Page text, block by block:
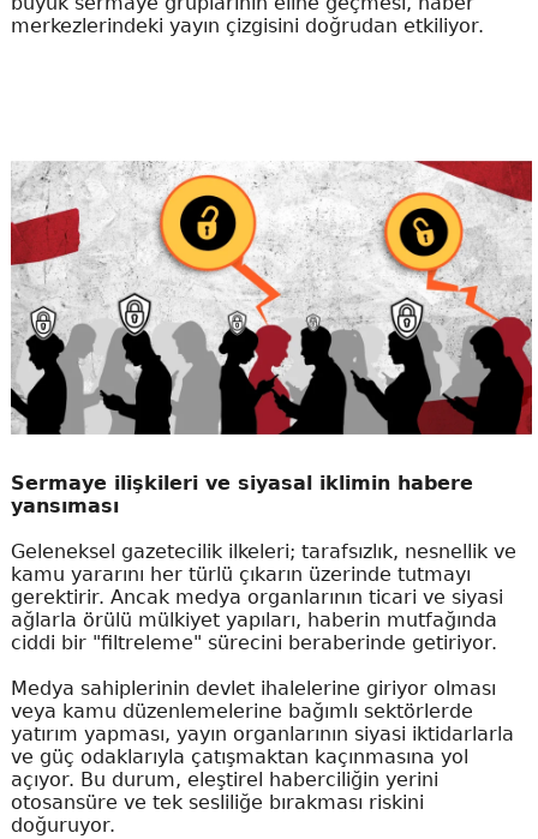
merkezlerindeki yayın çizgisini doğrudan etkiliyor.
Sermaye ilişkileri ve siyasal iklimin habere
yansıması
Geleneksel gazetecilik ilkeleri; tarafsızlık, nesnellik ve
kamu yararını her türlü çıkarın üzerinde tutmayı
gerektirir. Ancak medya organlarının ticari ve siyasi
ağlarla örülü mülkiyet yapıları, haberin mutfağında
ciddi bir "filtreleme" sürecini beraberinde getiriyor.
Medya sahiplerinin devlet ihalelerine giriyor olması
veya kamu düzenlemelerine bağımlı sektörlerde
yatırım yapması, yayın organlarının siyasi iktidarlarla
ve güç odaklarıyla çatışmaktan kaçınmasına yol
açıyor. Bu durum, eleştirel haberciliğin yerini
otosansüre ve tek sesliliğe bırakması riskini
doğuruyor.